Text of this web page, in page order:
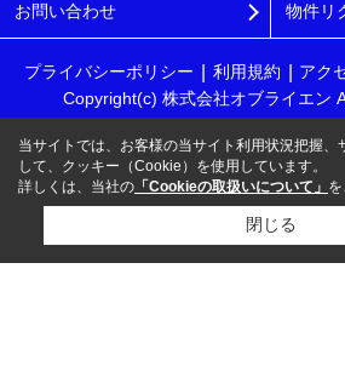
お問い合わせ 物件リ
プライバシーポリシー 利用規約 アク
Copyright(c) 株式会社オブライエン
当サイトでは、お客様の当サイト利用状況把握、
して、クッキー（Cookie）を使用しています。
詳しくは、当社の 「Cookieの取扱いについて」
閉じる